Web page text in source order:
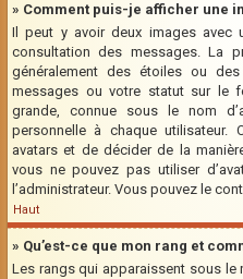
» Comment puis-je afficher une
Il peut y avoir deux images avec
consultation des messages. La
généralement des étoiles ou
messages ou votre statut sur le
grande, connue sous le nom
personnelle à chaque utilisateur.
avatars et de décider de la
vous ne pouvez pas utiliser
l’administrateur. Vous pouvez le
Haut
» Qu’est-ce que mon rang et
Les rangs qui apparaissent sous le